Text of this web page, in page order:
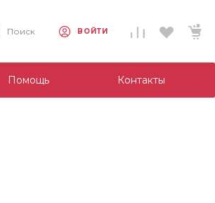
Поиск ВОЙТИ
Помощь Контакты